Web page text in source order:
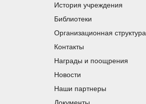
История учреждения
Библиотеки
Организационная структура
Контакты
Награды и поощрения
Новости
Наши партнеры